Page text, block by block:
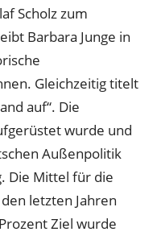
Scholz zum
Barbara Junge in
Gleichzeitig titelt
auf“. Die
wurde und
Außenpolitik
Die Mittel für die
letzten Jahren
Ziel wurde